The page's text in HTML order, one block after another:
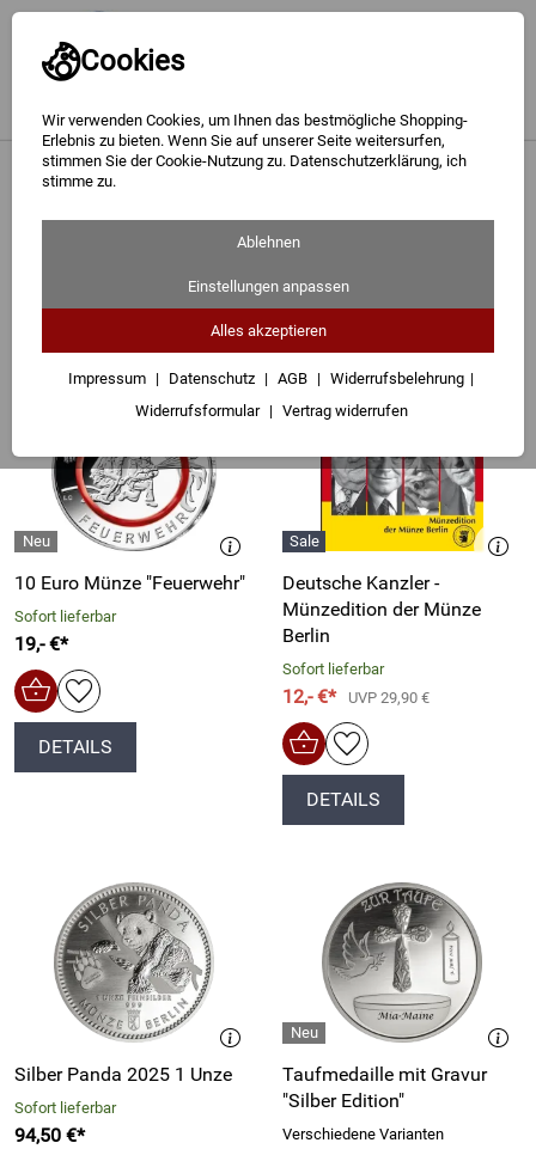
Cookies
Wir verwenden Cookies, um Ihnen das bestmögliche Shopping-
Erlebnis zu bieten. Wenn Sie auf unserer Seite weitersurfen,
stimmen Sie der Cookie-Nutzung zu. Datenschutzerklärung, ich
stimme zu.
Ablehnen
Einstellungen anpassen
Alles akzeptieren
Impressum Datenschutz AGB
Widerrufsbelehrung
Widerrufsformular
Vertrag widerrufen
Gold
Silber
Geschenke
Besuchen Sie uns
Karriere
Startseite
Seite 2 - Unsere Bestseller
Filter (3) Sortieren
10 Euro Münze "Feuerwehr"
Sofort lieferbar
19,- €*
DETAILS
Deutsche Kanzler -
Münzedition der Münze
Berlin
Sofort lieferbar
12,- €* UVP 29,90 €
DETAILS
Silber Panda 2025 1 Unze
Sofort lieferbar
94,50 €*
Taufmedaille mit Gravur
"Silber Edition"
Verschiedene Varianten